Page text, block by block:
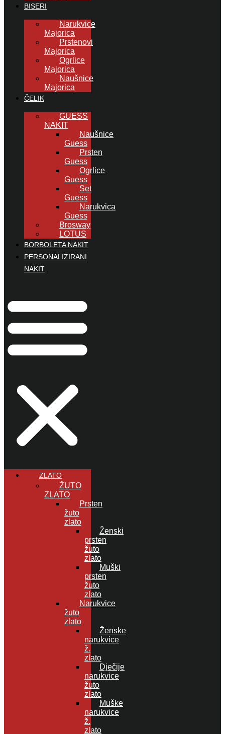
BISERI
Narukvice
Majorica
Prstenovi
Majorica
Ogrlice
Majorica
Naušnice
Majorica
ČELIK
GUESS
NAKIT
Naušnice
Guess
Prsten
Guess
Ogrlice
Guess
Set
Guess
Narukvica
Guess
Brosway
LOTUS
BORBOLETA NAKIT
PERSONALIZIRANI
NAKIT
ZLATO
ŽUTO
ZLATO
Prsten
žuto
zlato
Ženski
prsten
žuto
zlato
Muški
prsten
žuto
zlato
Narukvice
žuto
zlato
Ženske
narukvice
ž.
zlato
Dječije
narukvice
žuto
zlato
Muške
narukvice
ž.
zlato